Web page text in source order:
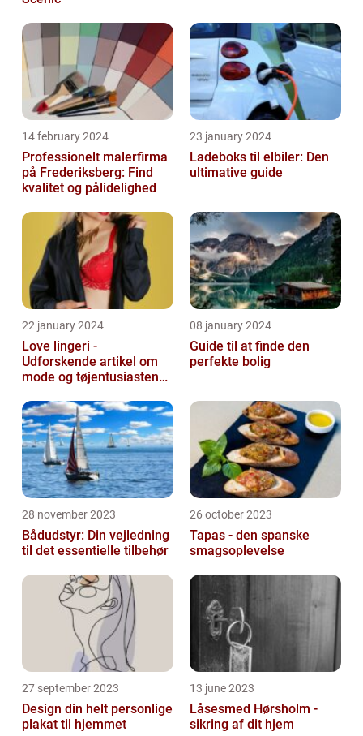
14 february 2024
Professionelt malerfirma
på Frederiksberg: Find
kvalitet og pålidelighed
23 january 2024
Ladeboks til elbiler: Den
ultimative guide
22 january 2024
Love lingeri -
Udforskende artikel om
mode og tøjentusiastens
08 january 2024
Guide til at finde den
perfekte bolig
28 november 2023
Bådudstyr: Din vejledning
til det essentielle tilbehør
26 october 2023
Tapas - den spanske
smagsoplevelse
27 september 2023
Design din helt personlige
plakat til hjemmet
13 june 2023
Låsesmed Hørsholm -
sikring af dit hjem